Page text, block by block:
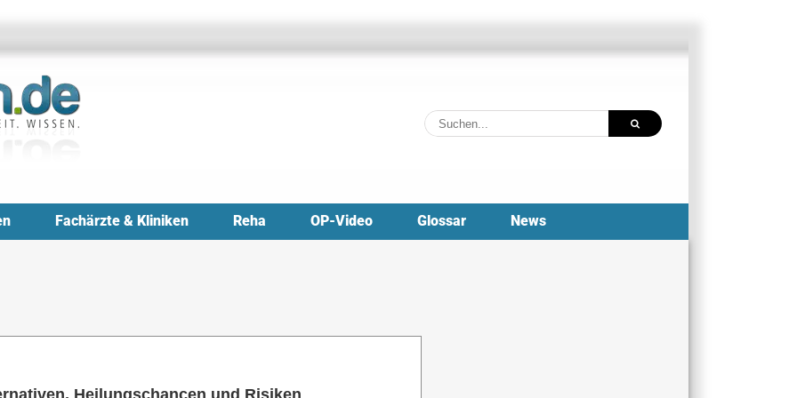
Suche
nach:
Fachärzte & Kliniken Reha OP-Video Glossar News
Heilungschancen und Risiken